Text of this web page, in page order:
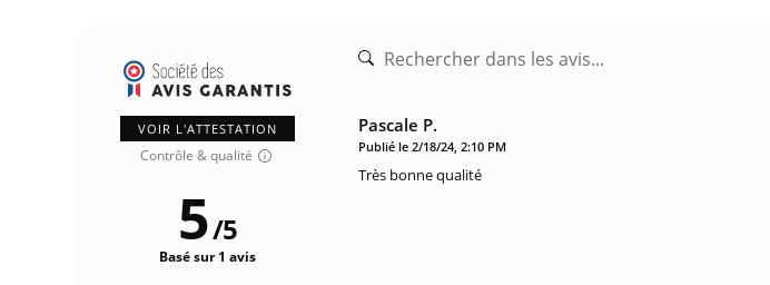
VOIR L'ATTESTATION
Contrôle & qualité
5/5
Basé sur 1 avis
Pascale P.
Publié le 2/18/24, 2:10 PM
Très bonne qualité